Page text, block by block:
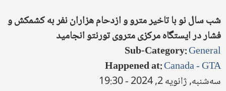
شب سال نو با تاخیر مترو و ازدحام هزاران نفر به کشمکش و
فشار در ایستگاه مرکزی متروی تورنتو انجامید
Sub-Category:General
Happened at:Canada - GTA
سه‌شنبه, ژانویه 2, 2024 - 19:30